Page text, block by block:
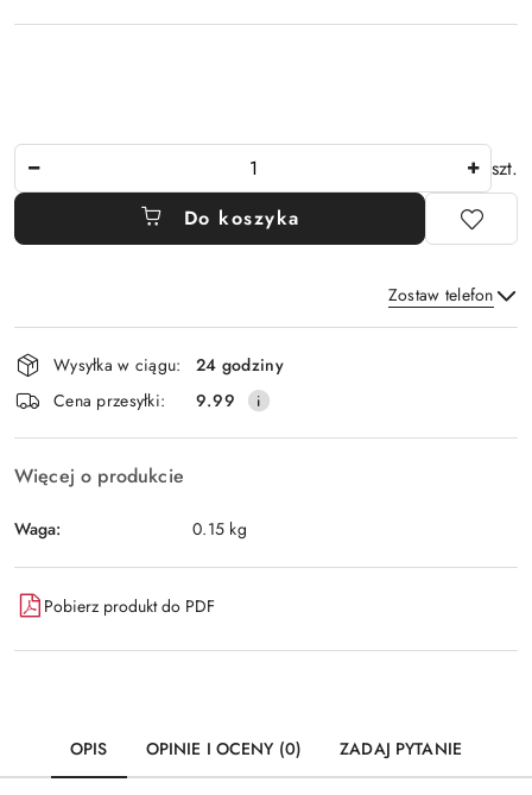
szt.
Do koszyka
Zostaw telefon
Wyślij
Dostępność
i
dostawa
Wysyłka w ciągu:
24 godziny
Cena przesyłki:
9.99
Więcej o produkcie
Waga: 0.15 kg
Pobierz produkt do PDF
OPIS OPINIE I OCENY (0) ZADAJ PYTANIE